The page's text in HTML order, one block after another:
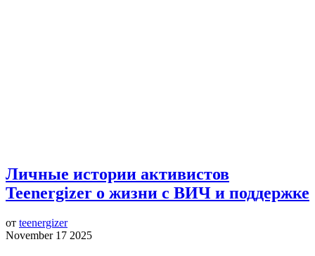
Личные истории активистов
Teenergizer о жизни с ВИЧ и поддержке
от teenergizer
November 17 2025